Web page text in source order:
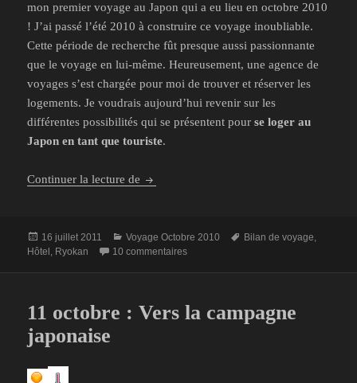
mon premier voyage au Japon qui a eu lieu en octobre 2010
! J’ai passé l’été 2010 à construire ce voyage inoubliable.
Cette période de recherche fût presque aussi passionnante
que le voyage en lui-même. Heureusement, une agence de
voyages s’est chargée pour moi de trouver et réserver les
logements. Je voudrais aujourd’hui revenir sur les
différentes possibilités qui se présentent pourse loger au
Japon en tant que touriste.
Continuer la lecture de Bilan du voyage au Japon – Logements
Publié
le
16 juillet 2011 Catégories
Voyage Octobre 2010
Mots-
Bilan de voyage,
Hôtel , Ryokan 10 commentairessur Bilan du voyage au Japon –
11 octobre : Vers la campagne
japonaise